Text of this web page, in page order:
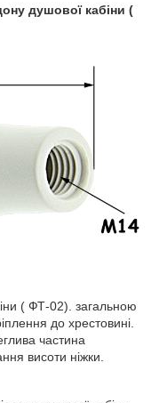
душової кабіни (
( ФТ-02). загальною
до хрестовині.
частина
висоти ніжки.